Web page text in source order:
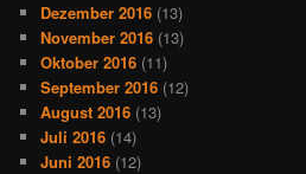
Dezember 2016 (13)
November 2016 (13)
Oktober 2016 (11)
September 2016 (12)
August 2016 (13)
Juli 2016 (14)
Juni 2016 (12)